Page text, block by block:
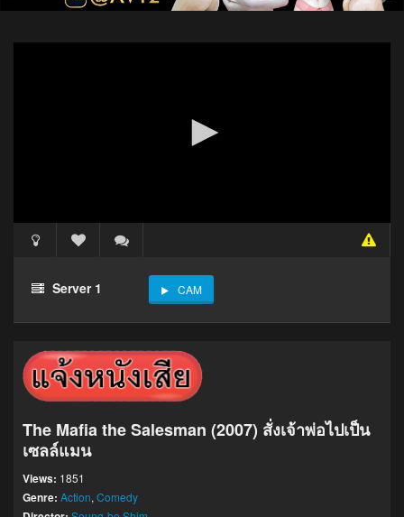
Server 1 CAM
The Mafia the Salesman (2007) สั่งเจ้าพ่อไปเป็น
เซลล์แมน
Views: 1851
Genre: Action,Comedy